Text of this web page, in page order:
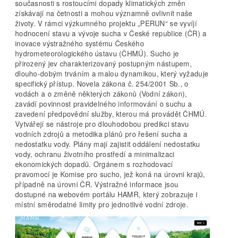
současnosti s rostoucími dopady klimatických změn
získávají na četnosti a mohou významně ovlivnit naše
životy. V rámci výzkumného projektu „PERUN“ se vyvíjí
hodnocení stavu a vývoje sucha v České republice (ČR) a
inovace výstražného systému Českého
hydrometeorologického ústavu (ČHMÚ). Sucho je
přirozený jev charakterizovaný postupným nástupem,
dlouho-dobým trváním a malou dynamikou, který vyžaduje
specifický přístup. Novela zákona č. 254/2001 Sb., o
vodách a o změně některých zákonů (Vodní zákon),
zavádí povinnost pravidelného informování o suchu a
zavedení předpovědní služby, kterou má provádět ČHMÚ.
Vytvářejí se nástroje pro dlouhodobou predikci stavu
vodních zdrojů a metodika plánů pro řešení sucha a
nedostatku vody. Plány mají zajistit oddálení nedostatku
vody, ochranu životního prostředí a minimalizaci
ekonomických dopadů. Orgánem s rozhodovací
pravomocí je Komise pro sucho, jež koná na úrovni krajů,
případně na úrovni ČR. Výstražné informace jsou
dostupné na webovém portálu HAMR, který zobrazuje i
místní směrodatné limity pro jednotlivé vodní zdroje.